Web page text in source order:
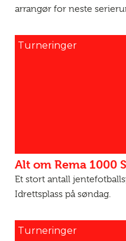
arrangør for neste
Turneringer
Alt om Rema 1000
Et stort antall
Idrettsplass på søndag.
Turneringer